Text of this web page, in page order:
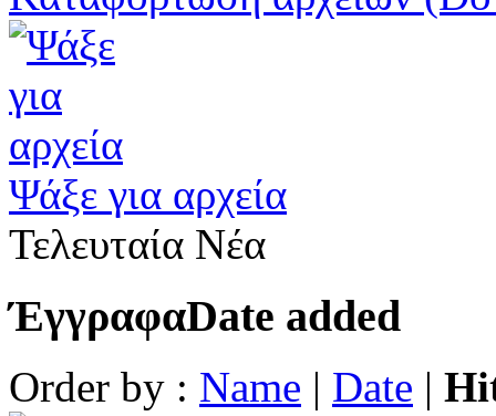
Ψάξε για αρχεία
Τελευταία Νέα
ΈγγραφαDate added
Order by : Name | Date |